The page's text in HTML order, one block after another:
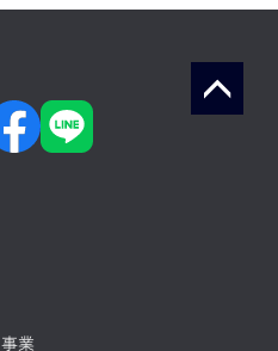
事業